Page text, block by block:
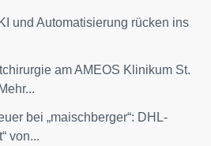
und Automatisierung rücken ins
am AMEOS Klinikum St.
bei „maischberger“: DHL-
von...